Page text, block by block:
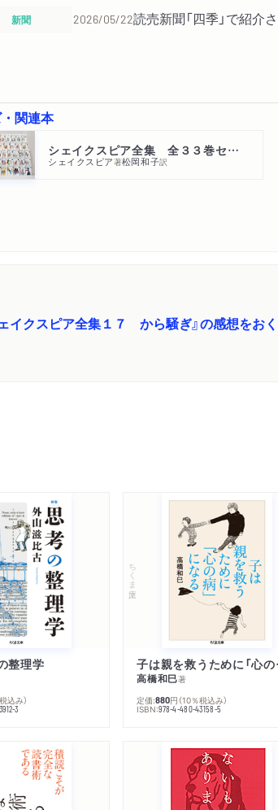
新聞 2026/05/22読売新聞「四季」で紹介
関連本
シェイクスピア全集 全３３巻セット
シェイクスピア著松岡和子訳
ェイクスピア全集１７ から騒ぎ』の感想をお
整理学
込み）
3
ちくま文庫
子は
高橋和巳著
定価:880円 （10％税込み）
ISBN:978-4-480-43158-5